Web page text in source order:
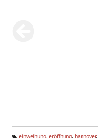
einweihung, eröffnung, hannover,